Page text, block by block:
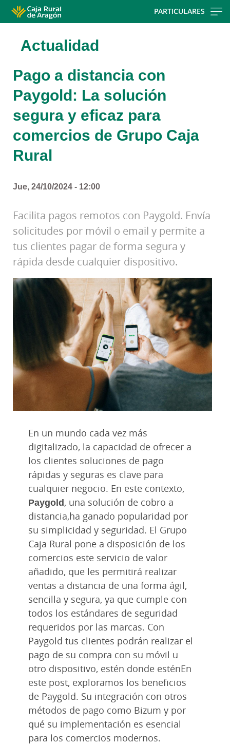
PARTICULARES
Actualidad
Pago a distancia con
Paygold: La solución
segura y eficaz para
comercios de Grupo Caja
Rural
Jue, 24/10/2024 - 12:00
Facilita pagos remotos con Paygold. Envía
solicitudes por móvil o email y permite a
tus clientes pagar de forma segura y
rápida desde cualquier dispositivo.
En un mundo cada vez más
digitalizado, la capacidad de ofrecer a
los clientes soluciones de pago
rápidas y seguras es clave para
cualquier negocio. En este contexto,
Paygold, una solución de cobro a
distancia,ha ganado popularidad por
su simplicidad y seguridad. El Grupo
Caja Rural pone a disposición de los
comercios este servicio de valor
añadido, que les permitirá realizar
ventas a distancia de una forma ágil,
sencilla y segura, ya que cumple con
todos los estándares de seguridad
requeridos por las marcas. Con
Paygold tus clientes podrán realizar el
pago de su compra con su móvil u
otro dispositivo, estén donde esténEn
este post, exploramos los beneficios
de Paygold. Su integración con otros
métodos de pago como Bizum y por
qué su implementación es esencial
para los comercios modernos.